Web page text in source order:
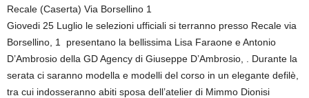
Recale (Caserta) Via Borsellino 1
Giovedi 25 Luglio le selezioni ufficiali si terranno presso Recale via
Borsellino, 1 presentano la bellissima Lisa Faraone e Antonio
D’Ambrosio della GD Agency di Giuseppe D’Ambrosio, . Durante la
serata ci saranno modella e modelli del corso in un elegante defilè,
tra cui indosseranno abiti sposa dell’atelier di Mimmo Dionisi